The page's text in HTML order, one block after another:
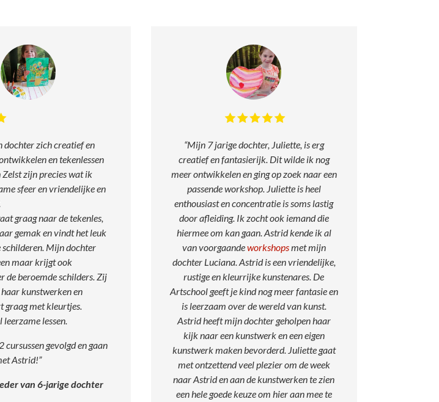
dochter zich creatief en
en tekenlessen
zijn precies wat ik
sfeer en vriendelijke en
graag naar de tekenles,
gemak en vindt het leuk
Mijn dochter
maar krijgt ook
de beroemde schilders. Zij
kunstwerken en
graag met kleurtjes.
leerzame lessen.
cursussen gevolgd en gaan
Astrid!”
van 6-jarige dochter
“Mijn 7 jarige dochter, Juliette, is erg
creatief en fantasierijk. Dit wilde ik nog
meer ontwikkelen en ging op zoek naar een
passende workshop. Juliette is heel
enthousiast en concentratie is soms lastig
door afleiding. Ik zocht ook iemand die
hiermee om kan gaan.Astrid kende ik al
van voorgaandeworkshopsmet mijn
dochter Luciana. Astrid is een vriendelijke,
rustige en kleurrijke kunstenares. De
Artschool geeft je kind nog meer fantasie en
is leerzaam over de wereld van kunst.
Astrid heeft mijn dochter geholpen haar
kijk naar een kunstwerk en een eigen
kunstwerk maken bevorderd. Juliette gaat
met ontzettend veel plezier om de week
naar Astrid en aan de kunstwerken te zien
een hele goede keuze om hier aan mee te